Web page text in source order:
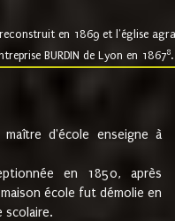
en 1869 et l'église
BURDIN de Lyon en 18678.
d'école enseigne à
en 1850, après
école fut démolie en
scolaire.